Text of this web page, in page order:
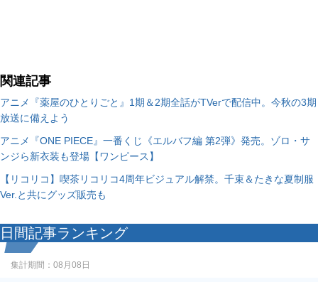
関連記事
アニメ『薬屋のひとりごと』1期＆2期全話がTVerで配信中。今秋の3期
放送に備えよう
アニメ『ONE PIECE』一番くじ《エルバフ編 第2弾》発売。ゾロ・サ
ンジら新衣装も登場【ワンピース】
【リコリコ】喫茶リコリコ4周年ビジュアル解禁。千束＆たきな夏制服
Ver.と共にグッズ販売も
日間記事ランキング
集計期間： 08月08日